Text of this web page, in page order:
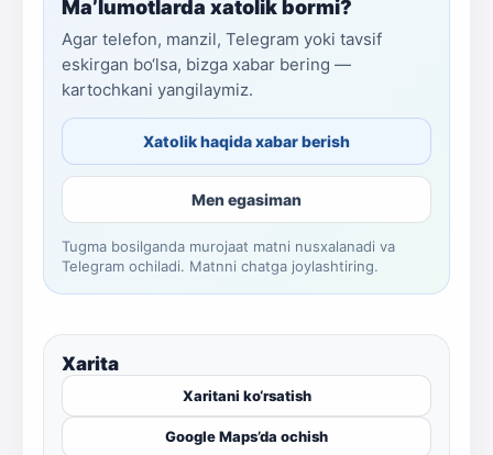
Ma’lumotlarda xatolik bormi?
Agar telefon, manzil, Telegram yoki tavsif
eskirgan bo‘lsa, bizga xabar bering —
kartochkani yangilaymiz.
Xatolik haqida xabar berish
Men egasiman
Tugma bosilganda murojaat matni nusxalanadi va
Telegram ochiladi. Matnni chatga joylashtiring.
Xarita
Xaritani ko‘rsatish
Google Maps’da ochish